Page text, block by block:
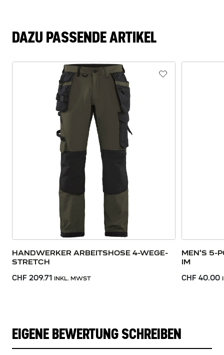
DAZU PASSENDE ARTIKEL
HANDWERKER ARBEITSHOSE 4-WEGE-
STRETCH
CHF 209.71 INKL. MWST
MEN'S 5-
IM
CHF 40.00
EIGENE BEWERTUNG SCHREIBEN